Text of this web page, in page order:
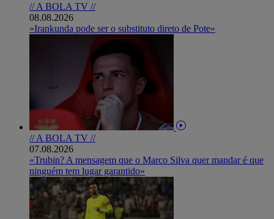
// A BOLA TV //
08.08.2026
«Irankunda pode ser o substituto direto de Pote»
// A BOLA TV //
07.08.2026
«Trubin? A mensagem que o Marco Silva quer mandar é que
ninguém tem lugar garantido»